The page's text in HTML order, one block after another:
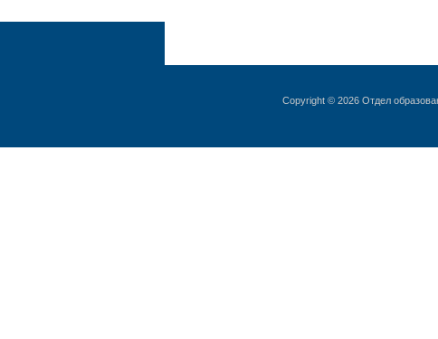
Copyright © 2026 Отдел